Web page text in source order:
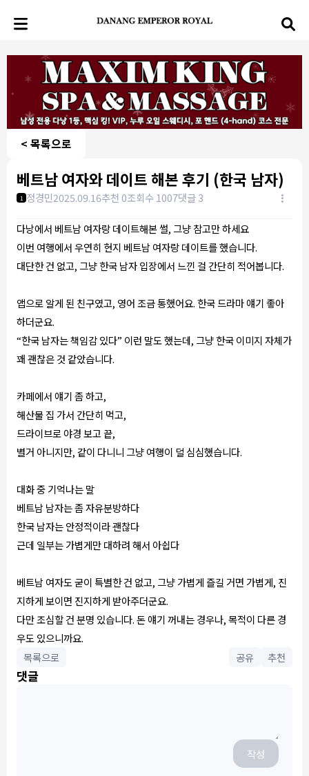
< 목록으로
베트남 여자와 데이트 해본 후기 (한국 남자)
1 정경민2025.09.16추천 0조회수 1007댓글 3
다낭에서 베트남 여자랑 데이트해본 썰, 그냥 참고만 하세요
이번 여행에서 우연히 현지 베트남 여자랑 데이트를 했습니다.
대단한 건 없고, 그냥 한국 남자 입장에서 느낀 걸 간단히 적어봅니다.
앱으로 알게 된 친구였고, 영어 조금 통했어요. 한국 드라마 얘기 좋아
하더군요.
“한국 남자는 책임감 있다” 이런 말도 했는데, 그냥 한국 이미지 자체가
꽤 괜찮은 것 같았습니다.
카페에서 얘기 좀 하고,
해산물 집 가서 간단히 먹고,
드라이브로 야경 보고 끝,
별거 아니지만, 같이 다니니 그냥 여행이 덜 심심했습니다.
대화 중 기억나는 말
베트남 남자는 좀 자유분방하다
한국 남자는 안정적이라 괜찮다
근데 일부는 가볍게만 대하려 해서 아쉽다
베트남 여자도 굳이 특별한 건 없고, 그냥 가볍게 즐길 거면 가볍게, 진
지하게 보이면 진지하게 받아주더군요.
다만 조심할 건 분명 있습니다. 돈 얘기 꺼내는 경우나, 목적이 다른 경
우도 있으니까요.
목록으로
공유 추천
댓글
작성